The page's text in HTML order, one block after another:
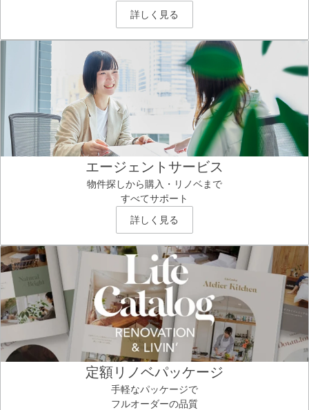
詳しく見る
エージェントサービス
物件探しから購入・リノベまで
すべてサポート
詳しく見る
定額リノベパッケージ
手軽なパッケージで
フルオーダーの品質